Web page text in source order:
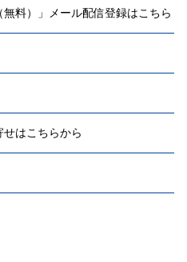
無料）」メール配信登録はこちら
せはこちらから